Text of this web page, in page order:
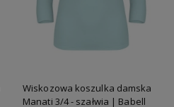
Wiskozowa koszulka damska
Manati 3/4 - szałwia | Babell